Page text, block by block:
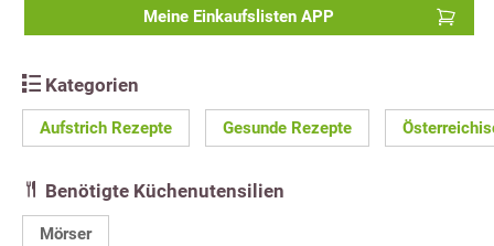
Meine Einkaufslisten APP
Kategorien
Aufstrich Rezepte Gesunde Rezepte
Benötigte Küchenutensilien
Mörser